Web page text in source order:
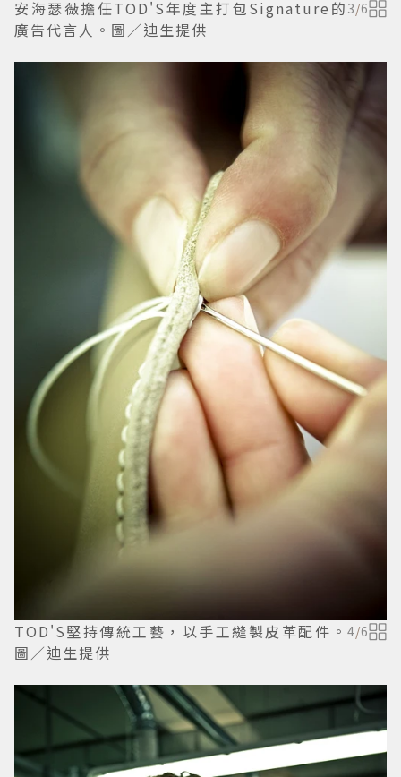
安海瑟薇擔任TOD'S年度主打包Signature的
廣告代言人。圖／迪生提供
3/6
TOD'S堅持傳統工藝，以手工縫製皮革配件。
圖／迪生提供
4/6